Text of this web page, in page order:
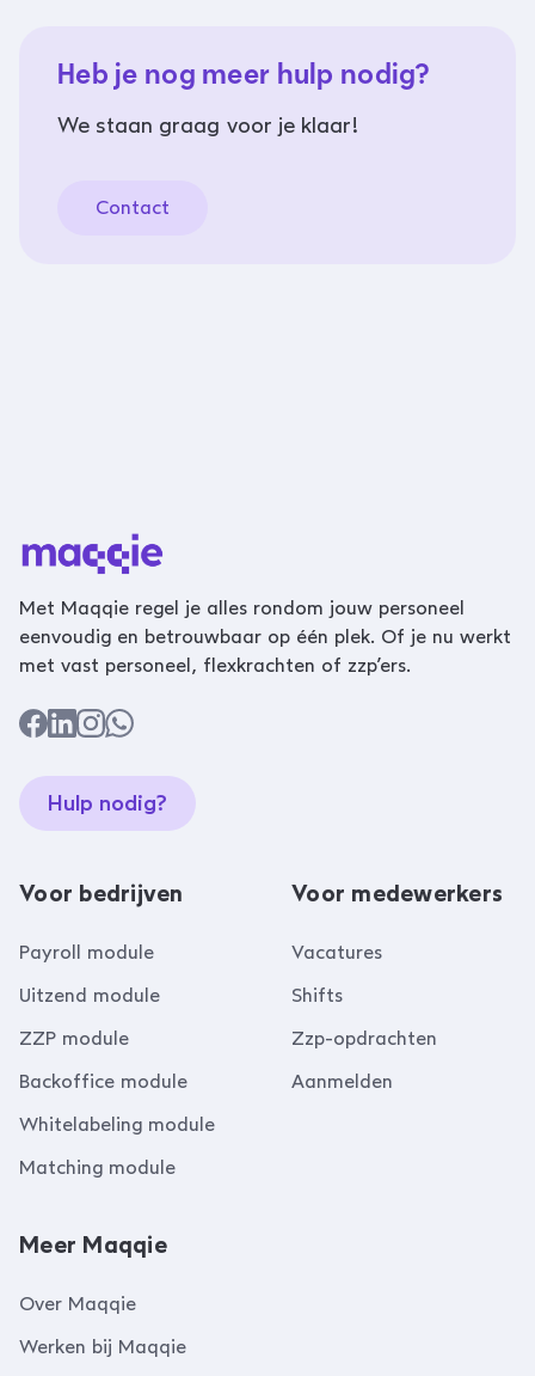
Heb je nog meer hulp nodig?
We staan graag voor je klaar!
Contact
Met Maqqie regel je alles rondom jouw personeel
eenvoudig en betrouwbaar op één plek. Of je nu werkt
met vast personeel, flexkrachten of zzp’ers.
Hulp nodig?
Voor bedrijven
Payroll module
Uitzend module
ZZP module
Backoffice module
Whitelabeling module
Matching module
Voor medewerkers
Vacatures
Shifts
Zzp-opdrachten
Aanmelden
Meer Maqqie
Over Maqqie
Werken bij Maqqie